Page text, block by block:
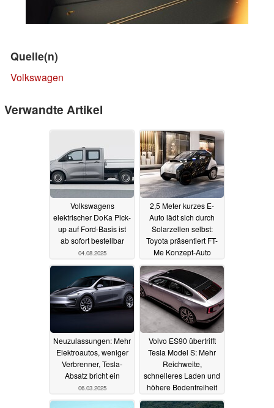
Quelle(n)
Volkswagen
Verwandte Artikel
Volkswagens
elektrischer DoKa Pick-
up auf Ford-Basis ist
ab sofort bestellbar
04.08.2025
2,5 Meter kurzes E-
Auto lädt sich durch
Solarzellen selbst:
Toyota präsentiert FT-
Me Konzept-Auto
13.03.2025
Neuzulassungen: Mehr
Elektroautos, weniger
Verbrenner, Tesla-
Absatz bricht ein
06.03.2025
Volvo ES90 übertrifft
Tesla Model S: Mehr
Reichweite,
schnelleres Laden und
höhere Bodenfreiheit
06.03.2025